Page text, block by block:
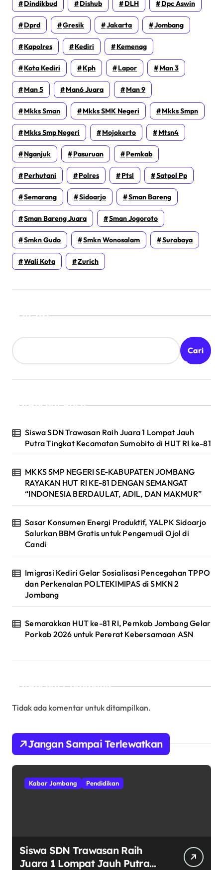
Dindikbud Dishub DLH Dpc Aswin
Dprd Gresik Jakarta Jombang
Kapolres Kediri Kemenag
Kota Kediri Kph Lapor Man 3
Man 5 Man6 Juara Man 9
Mkks Sman Mkks SMK Negeri Mkks Smpn
Mkks Smp Negeri Mojokerto Mtsn4
Nganjuk Pasuruan Pemkab
Perhutani Polres Ptsl Satpol Pp
Semarang Sidoarjo Sman Bareng
Sman Bareng Juara Sman Jogoroto
Smkn Gudo Smkn Wonosalam Surabaya
Wali Kota Zurich
Cari
Cari
Recent Posts
Siswa SDN Trawasan Raih Juara 1 Lompat Jauh
Putra Tingkat Kecamatan Sumobito di HUT RI ke-81
MKKS SMP NEGERI SE-KABUPATEN JOMBANG
RAYAKAN HUT RI KE-81 DENGAN SEMANGAT
“INDONESIA BERDAULAT, ADIL, DAN MAKMUR”
Sasar Konsumen Energi Produktif, YALPK Sidoarjo
Salurkan BBM Gratis untuk Pengemudi Ojol di
Candi
Imigrasi Kediri Gelar Sosialisasi Pencegahan TPPO
dan Perkenalan POLTEKIMIPAS di SMKN 2
Jombang
Semarakkan HUT ke-81 RI, Pemkab Jombang Gelar
Porkab 2026 untuk Pererat Kebersamaan ASN
Recent Comments
Tidak ada komentar untuk ditampilkan.
Jangan Sampai Terlewatkan
Kabar Jombang Pendidikan
Siswa SDN Trawasan Raih
Juara 1 Lompat Jauh Putra